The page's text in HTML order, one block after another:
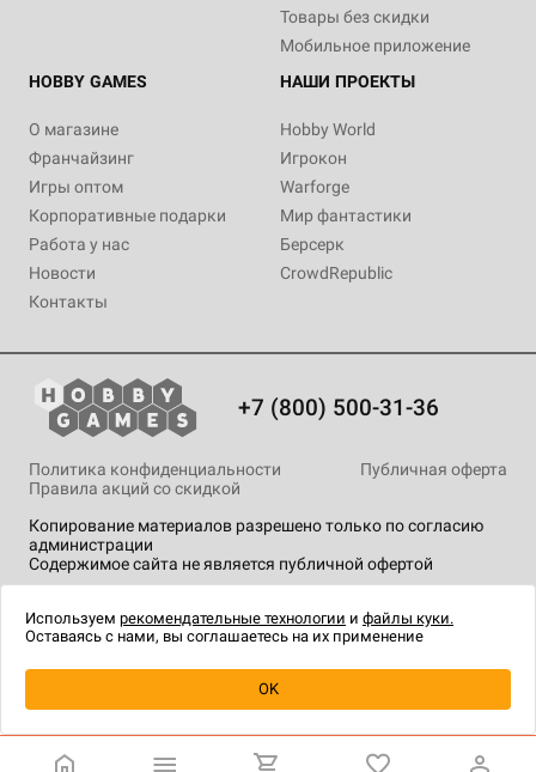
Уведомить о наличии
Товары без скидки
Мобильное приложение
HOBBY GAMES
О магазине
Франчайзинг
Игры оптом
Корпоративные подарки
Работа у нас
Новости
Контакты
НАШИ ПРОЕКТЫ
Hobby World
Игрокон
Warforge
Мир фантастики
Берсерк
CrowdRepublic
+7 (800) 500-31-36
Копирование материалов разрешено только по согласию
администрации
Содержимое сайта не является публичной офертой
Политика конфиденциальности
Публичная оферта
Правила акций со скидкой
технологии.
Используем рекомендательные технологии и файлы куки.
Оставаясь с нами, вы соглашаетесь на их применение
OK